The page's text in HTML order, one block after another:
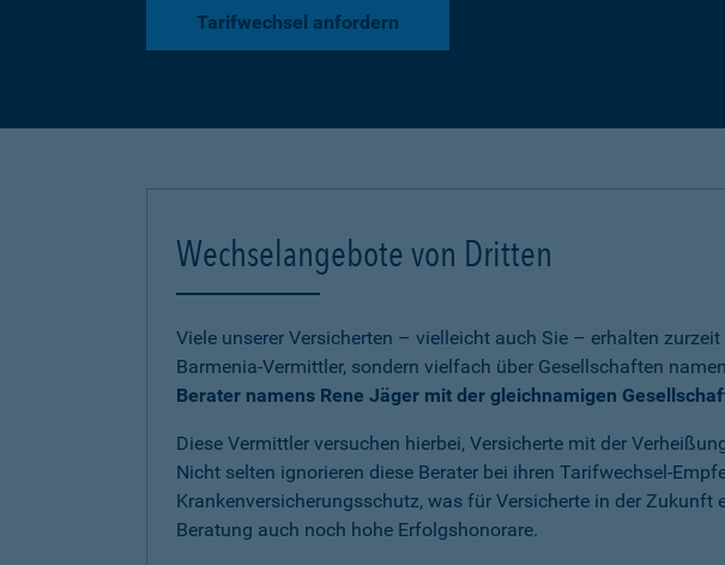
Tarifwechsel anfordern
Wechselangebote von Dritten
Viele unserer Versicherten – vielleicht auch Sie – erhalten
Barmenia-Vermittler, sondern vielfach über Gesellschaften
Berater namens Rene Jäger mit der gleichnamigen
Diese Vermittler versuchen hierbei, Versicherte mit der
Nicht selten ignorieren diese Berater bei ihren Tarifwechsel-
Krankenversicherungsschutz, was für Versicherte in der
Beratung auch noch hohe Erfolgshonorare.